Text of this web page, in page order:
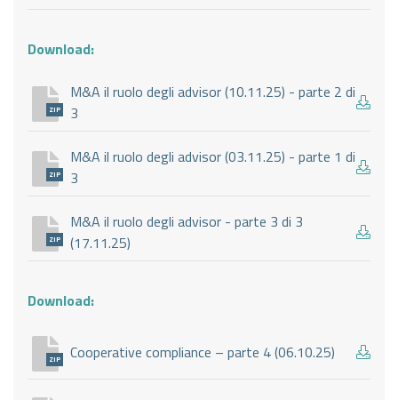
Download:
ZIP
M&A il ruolo degli advisor (10.11.25) - parte 2 di
3
ZIP
M&A il ruolo degli advisor (03.11.25) - parte 1 di
3
ZIP
M&A il ruolo degli advisor - parte 3 di 3
(17.11.25)
Download:
ZIP Cooperative compliance – parte 4 (06.10.25)